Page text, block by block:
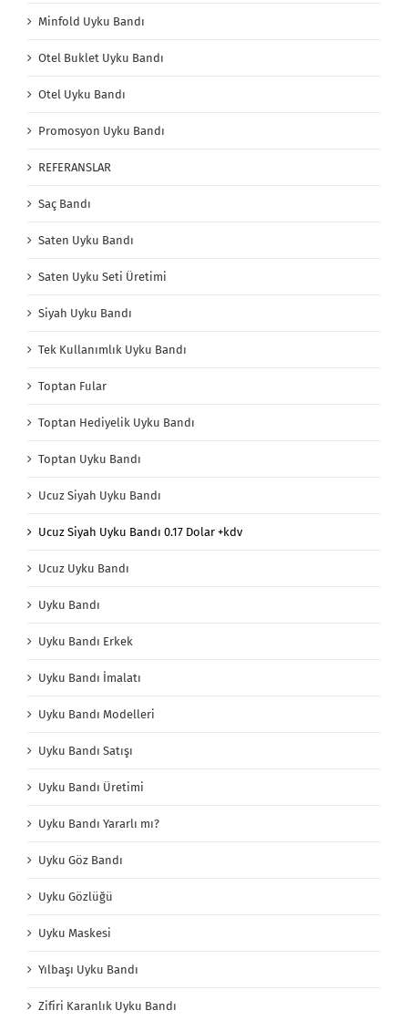
Minfold Uyku Bandı
Otel Buklet Uyku Bandı
Otel Uyku Bandı
Promosyon Uyku Bandı
REFERANSLAR
Saç Bandı
Saten Uyku Bandı
Saten Uyku Seti Üretimi
Siyah Uyku Bandı
Tek Kullanımlık Uyku Bandı
Toptan Fular
Toptan Hediyelik Uyku Bandı
Toptan Uyku Bandı
Ucuz Siyah Uyku Bandı
Ucuz Siyah Uyku Bandı 0.17 Dolar +kdv
Ucuz Uyku Bandı
Uyku Bandı
Uyku Bandı Erkek
Uyku Bandı İmalatı
Uyku Bandı Modelleri
Uyku Bandı Satışı
Uyku Bandı Üretimi
Uyku Bandı Yararlı mı?
Uyku Göz Bandı
Uyku Gözlüğü
Uyku Maskesi
Yılbaşı Uyku Bandı
Zifiri Karanlık Uyku Bandı